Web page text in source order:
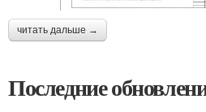
читать дальше →
Последние